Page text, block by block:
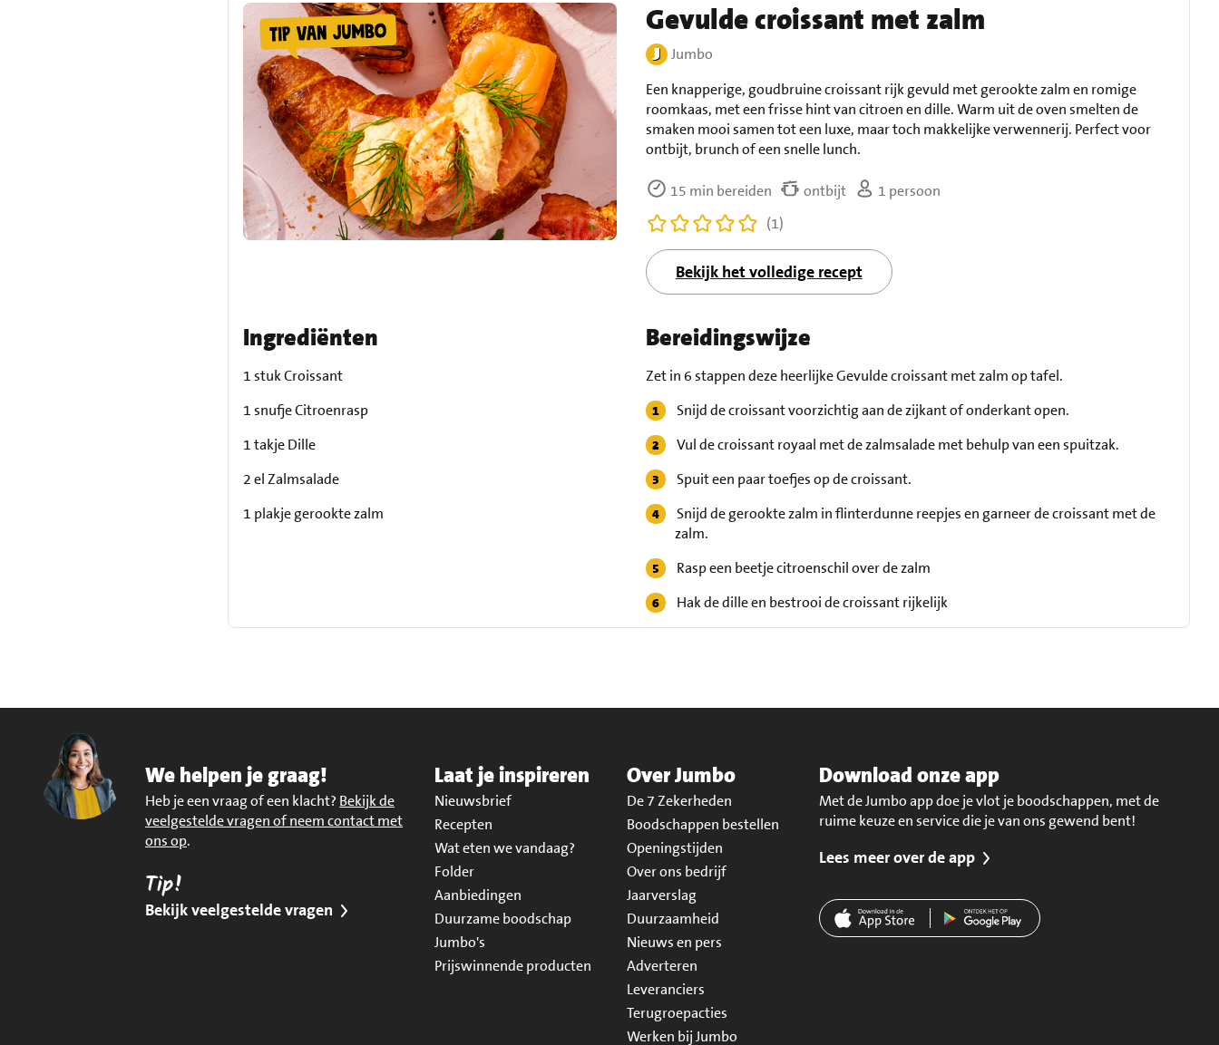
Gevulde croissant met zalm
Jumbo
Een knapperige, goudbruine croissant rijk gevuld met gerookte zalm en romige
roomkaas, met een frisse hint van citroen en dille. Warm uit de oven smelten de
smaken mooi samen tot een luxe, maar toch makkelijke verwennerij. Perfect voor
ontbijt, brunch of een snelle lunch.
15 min bereiden ontbijt
1 persoon
(1)
Bekijk het volledige recept
Ingrediënten
1 stuk Croissant
1 snufje Citroenrasp
1 takje Dille
2 el Zalmsalade
1 plakje gerookte zalm
Bereidingswijze
Zet in 6 stappen deze heerlijke Gevulde croissant met zalm op tafel.
Snijd de croissant voorzichtig aan de zijkant of onderkant open.
Vul de croissant royaal met de zalmsalade met behulp van een spuitzak.
Spuit een paar toefjes op de croissant.
Snijd de gerookte zalm in flinterdunne reepjes en garneer de croissant met de
zalm.
Rasp een beetje citroenschil over de zalm
Hak de dille en bestrooi de croissant rijkelijk
We helpen je graag!
Heb je een vraag of een klacht? Bekijk de
veelgestelde vragen of neem contact met
ons op.
Tip!
Bekijk veelgestelde vragen
Laat je inspireren
Nieuwsbrief
Recepten
Wat eten we vandaag?
Folder
Aanbiedingen
Duurzame boodschap
Jumbo's
Prijswinnende producten
Over Jumbo
De 7 Zekerheden
Boodschappen bestellen
Openingstijden
Over ons bedrijf
Jaarverslag
Duurzaamheid
Nieuws en pers
Adverteren
Leveranciers
Terugroepacties
Werken bij Jumbo
Download onze app
Met de Jumbo app doe je vlot je boodschappen, met de
ruime keuze en service die je van ons gewend bent!
Lees meer over de app